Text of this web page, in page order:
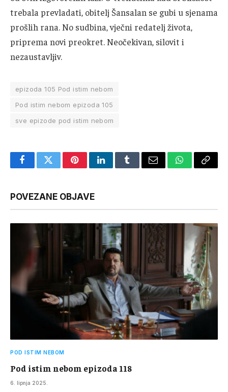
trebala prevladati, obitelj Šansalan se gubi u sjenama
prošlih rana. No sudbina, vječni redatelj života,
priprema novi preokret. Neočekivan, silovit i
nezaustavljiv.
epizoda 105 Pod istim nebom
Pod istim nebom epizoda 105
sve epizode pod istim nebom
FacebookTwitterPinterestLinkedInTumblrEmail WhatsApp
Copy
POVEZANE OBJAVE
POD ISTIM NEBOM
Pod istim nebom epizoda 118
6. lipnja 2025.